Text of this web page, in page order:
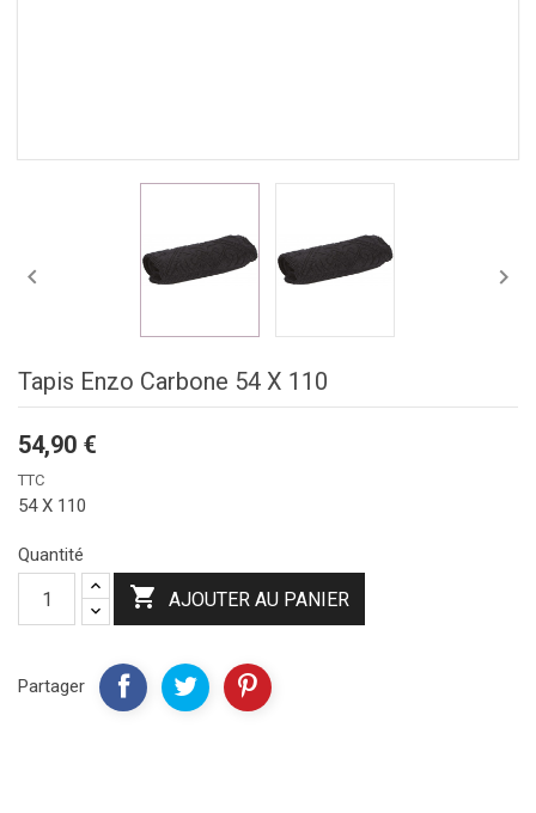
 
Tapis Enzo Carbone 54 X 110
54,90 €
TTC
54 X 110
Quantité
 AJOUTER AU PANIER
Partager